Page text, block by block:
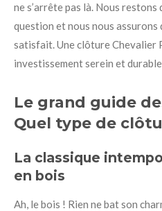
ne s’arrête pas là. Nous
question et nous nous assurons
satisfait. Une clôture Chevalier
investissement serein et
Le grand guide
Quel type de
La classique
en bois
Ah, le bois ! Rien ne bat son